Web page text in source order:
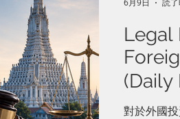
Legal
(Daily
國外
對於外國